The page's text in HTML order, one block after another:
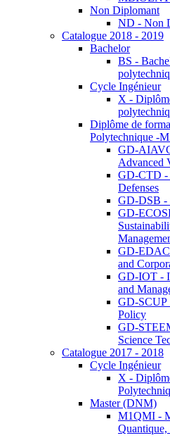
Non Diplomant
ND - Non
Catalogue 2018 - 2019
Bachelor
BS -
Cycle Ingénieur
X -
Diplôme de
Polytechnique -
GD-
Advanced
GD-CTD -
Defenses
GD-DSB -
GD-
GD-
and
GD-IOT -
and
GD-SCUP
Policy
GD-
Science
Catalogue 2017 - 2018
Cycle Ingénieur
X -
Master (DNM)
M1QMI -
Quantique,